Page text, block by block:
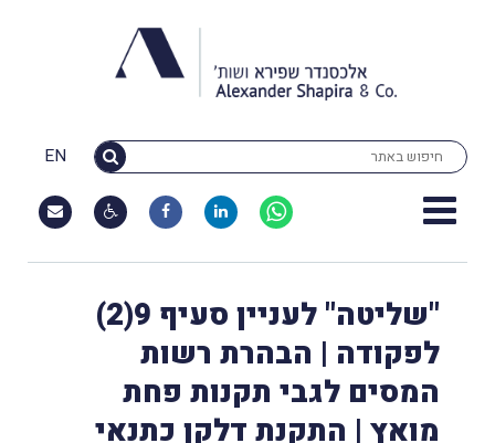
EN
"שליטה" לעניין סעיף 9(2)
לפקודה | הבהרת רשות
המסים לגבי תקנות פחת
מואץ | התקנת דלקן כתנאי